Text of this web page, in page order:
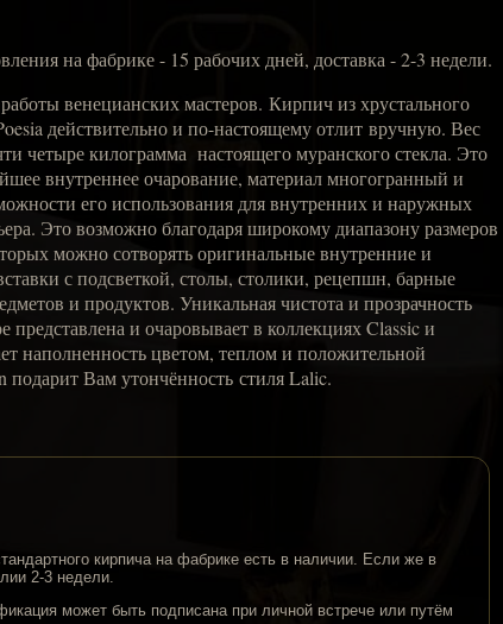
на фабрике - 15 рабочих дней, доставка - 2-3 недели.
венецианских мастеров. Кирпич из хрустального
действительно и по-настоящему отлит вручную. Вес
четыре килограмма настоящего муранского стекла. Это
внутреннее очарование, материал многогранный и
его использования для внутренних и наружных
Это возможно благодаря широкому диапазону размеров
можно сотворять оригинальные внутренние и
с подсветкой, столы, столики, рецепшн, барные
и продуктов. Уникальная чистота и прозрачность
представлена и очаровывает в коллекциях Classic и
наполненность цветом, теплом и положительной
подарит Вам утончённость стиля Lalic.
кирпича на фабрике есть в наличии. Если же в
2-3 недели.
может быть подписана при личной встрече или путём